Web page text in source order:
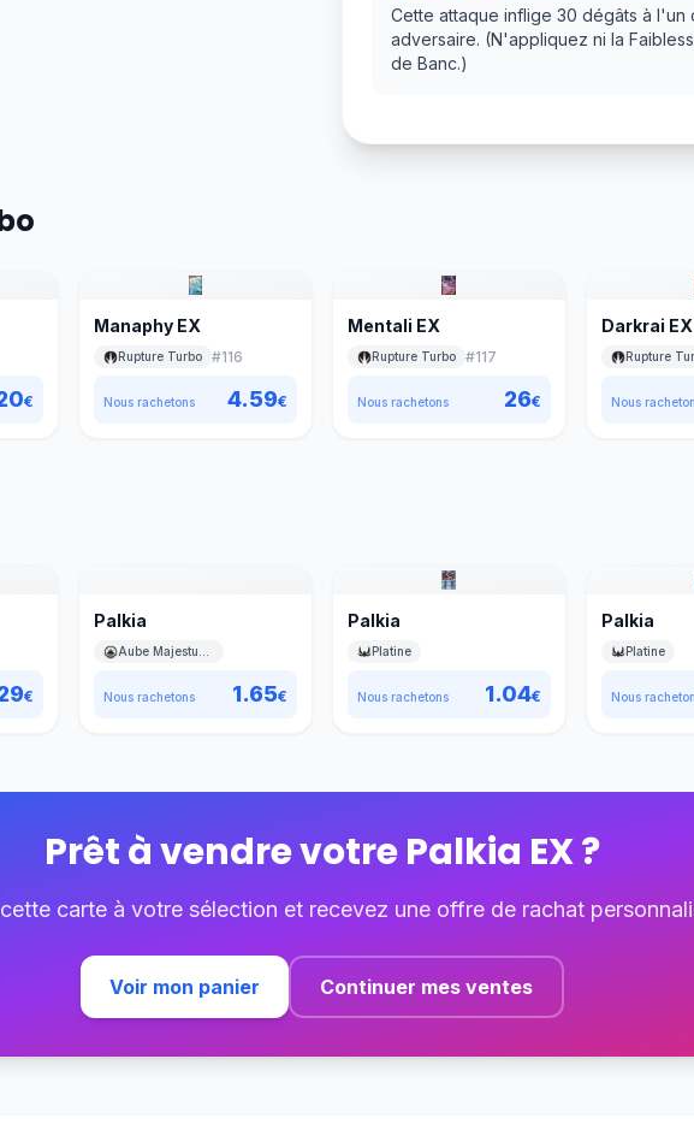
Cette attaque inflige 30 dégâts à
adversaire. (N'appliquez ni la
de Banc.)
€
Manaphy EX
Rupture Turbo #116
Nous rachetons 4.59€
Mentali EX
Rupture Turbo #117
Nous rachetons 26€
Darkrai EX
Rupture
Nous
€
Palkia
Nous rachetons 1.65€
Palkia
Platine
Nous rachetons 1.04€
Palkia
Platine
Nous
Prêt à vendre votrePalkia EX?
carte à votre sélection et recevez une offre de rachat
Voir mon panier Continuer mes ventes